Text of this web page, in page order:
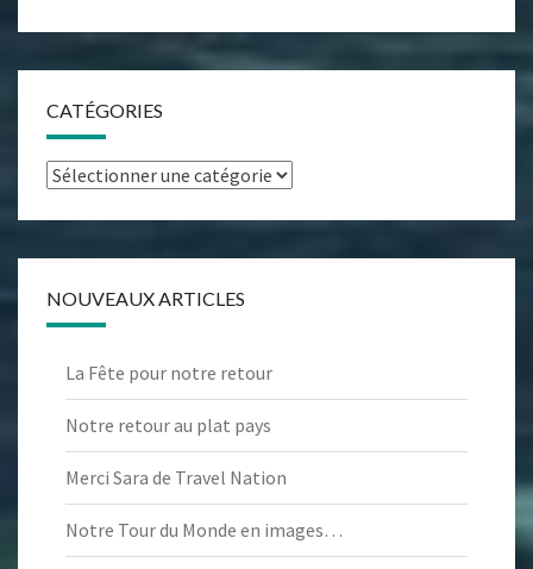
CATÉGORIES
Catégories
NOUVEAUX ARTICLES
La Fête pour notre retour
Notre retour au plat pays
Merci Sara de Travel Nation
Notre Tour du Monde en images…